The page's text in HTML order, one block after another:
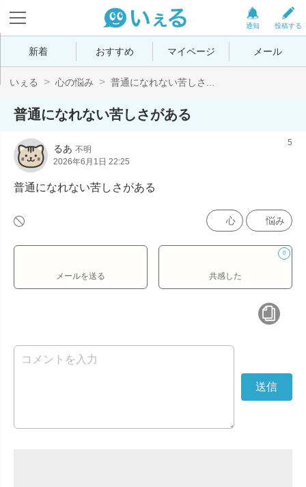
投稿する
通知
新着 おすすめ マイページ メール
いぇる 心の悩み 普通になれない苦しさ...
普通になれない苦しさがある
るあ 不明
2026年6月1日 22:25
5
普通になれない苦しさがある
心 悩み
メールを送る
0
共感した